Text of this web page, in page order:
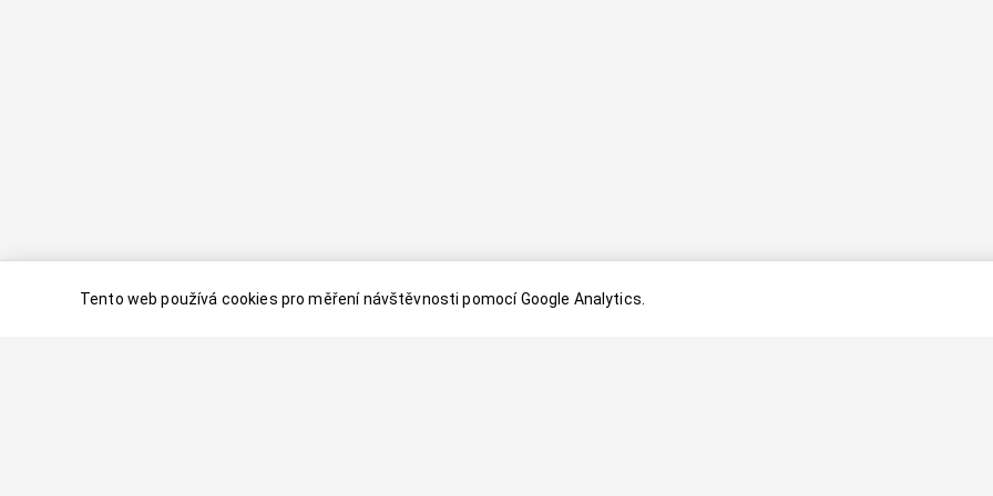
Tento web používá cookies pro měření návštěvnosti pomocí Google Analytics.